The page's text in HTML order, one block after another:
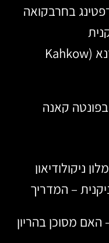
מוזיאון השוקולד (הקקאו) + סדנא (Kahkow
ניקולודיאון
– המדריך
האם מסוכן בהריון